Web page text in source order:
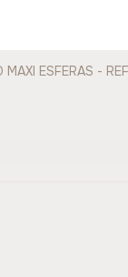
ESFERAS - REF